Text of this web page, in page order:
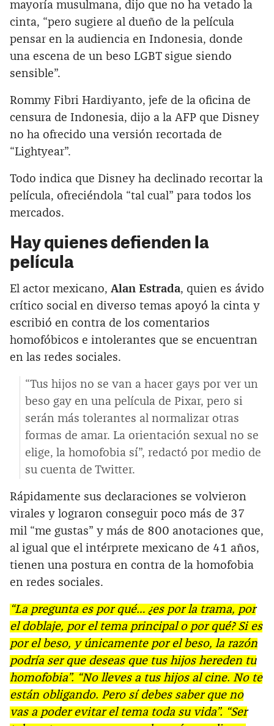
mayoría musulmana, dijo que no ha vetado la
cinta, “pero sugiere al dueño de la película
pensar en la audiencia en Indonesia, donde
una escena de un beso LGBT sigue siendo
sensible”.
Rommy Fibri Hardiyanto, jefe de la oficina de
censura de Indonesia, dijo a la AFP que Disney
no ha ofrecido una versión recortada de
“Lightyear”.
Todo indica que Disney ha declinado recortar la
película, ofreciéndola “tal cual” para todos los
mercados.
Hay quienes defienden la
película
El actor mexicano, Alan Estrada, quien es ávido
crítico social en diverso temas apoyó la cinta y
escribió en contra de los comentarios
homofóbicos e intolerantes que se encuentran
en las redes sociales.
“Tus hijos no se van a hacer gays por ver un
beso gay en una película de Pixar, pero si
serán más tolerantes al normalizar otras
formas de amar. La orientación sexual no se
elige, la homofobia sí”, redactó por medio de
su cuenta de Twitter.
Rápidamente sus declaraciones se volvieron
virales y lograron conseguir poco más de 37
mil “me gustas” y más de 800 anotaciones que,
al igual que el intérprete mexicano de 41 años,
tienen una postura en contra de la homofobia
en redes sociales.
“La pregunta es por qué… ¿es por la trama, por
el doblaje, por el tema principal o por qué? Si es
por el beso, y únicamente por el beso, la razón
podría ser que deseas que tus hijos hereden tu
homofobia”. “No lleves a tus hijos al cine. No te
están obligando. Pero sí debes saber que no
vas a poder evitar el tema toda su vida”. “Ser